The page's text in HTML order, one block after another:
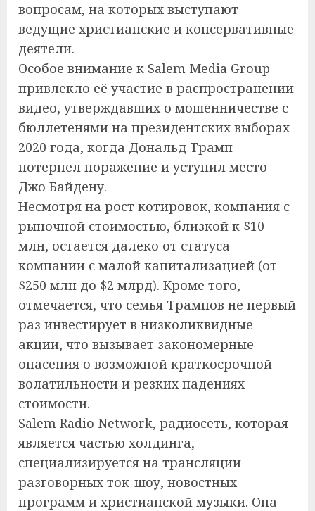
вопросам, на которых выступают
ведущие христианские и консервативные
деятели.
Особое внимание к Salem Media Group
привлекло её участие в распространении
видео, утверждавших о мошенничестве с
бюллетенями на президентских выборах
2020 года, когда Дональд Трамп
потерпел поражение и уступил место
Джо Байдену.
Несмотря на рост котировок, компания с
рыночной стоимостью, близкой к $10
млн, остается далеко от статуса
компании с малой капитализацией (от
$250 млн до $2 млрд). Кроме того,
отмечается, что семья Трампов не первый
раз инвестирует в низколиквидные
акции, что вызывает закономерные
опасения о возможной краткосрочной
волатильности и резких падениях
стоимости.
Salem Radio Network, радиосеть, которая
является частью холдинга,
специализируется на трансляции
разговорных ток-шоу, новостных
программ и христианской музыки. Она